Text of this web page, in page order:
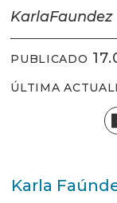
KarlaFaundez
PUBLICADO
ÚLTIMA
Karla